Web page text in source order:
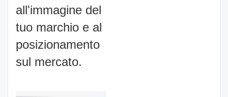
all'immagine del
tuo marchio e al
posizionamento
sul mercato.